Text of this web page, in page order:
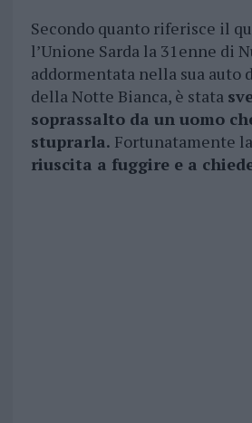
Secondo quanto riferisce il
l’Unione Sarda la 31enne di
addormentata nella sua auto
della Notte Bianca, è stata
soprassalto da un uomo
stuprarla. Fortunatamente
riuscita a fuggire e a